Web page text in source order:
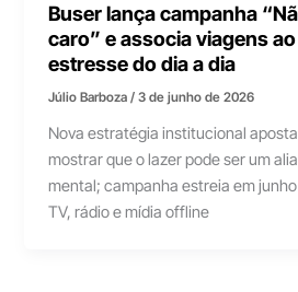
Buser lança campanha
caro” e associa viagens
estresse do dia a dia
Júlio Barboza/3 de junho de 2026
Nova estratégia institucional
mostrar que o lazer pode ser um
mental; campanha estreia em
TV, rádio e mídia offline